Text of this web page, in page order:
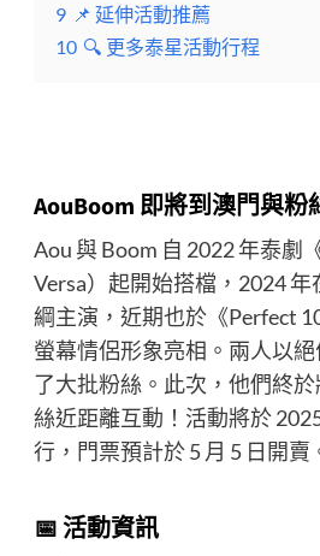
9 📌 延伸活動推薦
10 🔍 更多泰星活動行程
AouBoom 即將到澳門與粉
Aou 與 Boom 自 2022 年泰劇
Versa）起開始搭檔，2024
綱主演，近期也於《Perfect
螢幕情侶形象亮相。兩人以
了大批粉絲。此次，他們終
絲近距離互動！活動將於
行，門票預計於 5 月 5 日開賣
📅 活動資訊